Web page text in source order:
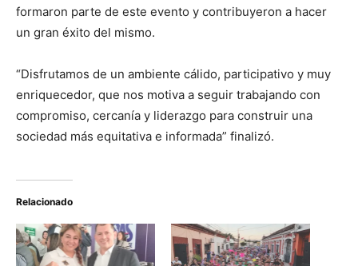
formaron parte de este evento y contribuyeron a hacer
un gran éxito del mismo.
“Disfrutamos de un ambiente cálido, participativo y muy
enriquecedor, que nos motiva a seguir trabajando con
compromiso, cercanía y liderazgo para construir una
sociedad más equitativa e informada” finalizó.
Relacionado